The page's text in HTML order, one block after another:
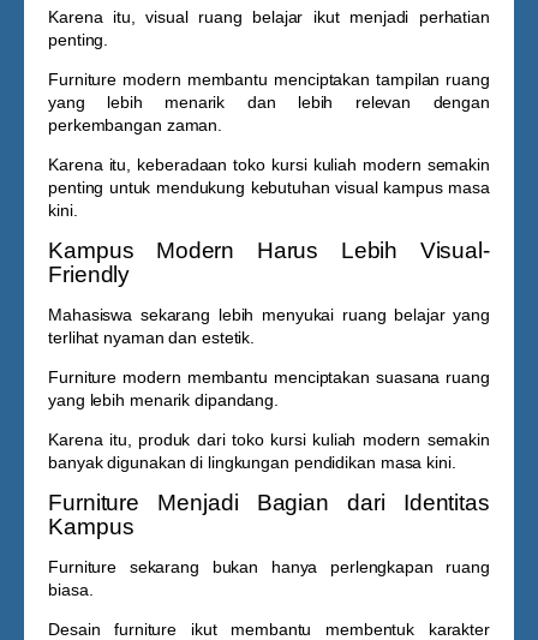
Karena itu, visual ruang belajar ikut menjadi perhatian
penting.
Furniture modern membantu menciptakan tampilan ruang
yang lebih menarik dan lebih relevan dengan
perkembangan zaman.
Karena itu, keberadaantoko kursi kuliah modern semakin
penting untuk mendukung kebutuhan visual kampus masa
kini.
Kampus Modern Harus Lebih Visual-
Friendly
Mahasiswa sekarang lebih menyukai ruang belajar yang
terlihat nyaman dan estetik.
Furniture modern membantu menciptakan suasana ruang
yang lebih menarik dipandang.
Karena itu, produk dari toko kursi kuliah modern semakin
banyak digunakan di lingkungan pendidikan masa kini.
Furniture Menjadi Bagian dari Identitas
Kampus
Furniture sekarang bukan hanya perlengkapan ruang
biasa.
Desain furniture ikut membantu membentuk karakter